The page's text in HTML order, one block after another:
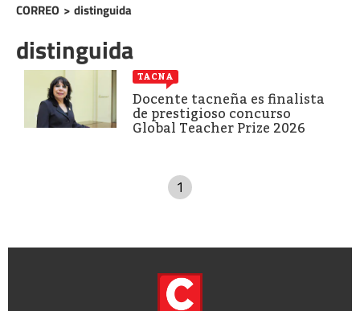
CORREO > distinguida
distinguida
TACNA
Docente tacneña es finalista
de prestigioso concurso
Global Teacher Prize 2026
1